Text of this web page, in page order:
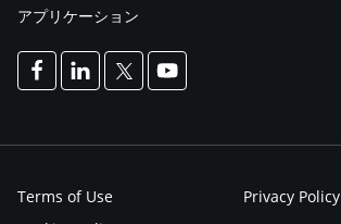
アプリケーション
Terms of Use
Privacy Policy